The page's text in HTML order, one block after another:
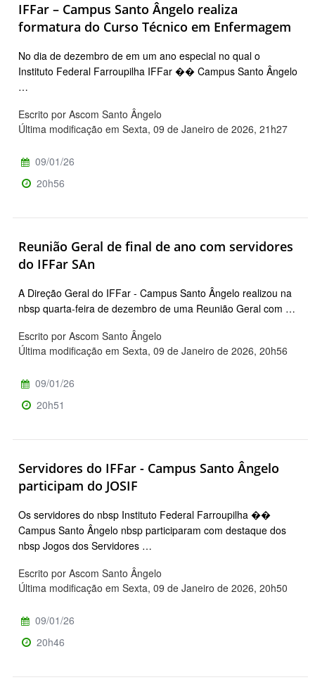
IFFar – Campus Santo Ângelo realiza
formatura do Curso Técnico em Enfermagem
No dia de dezembro de em um ano especial no qual o
Instituto Federal Farroupilha IFFar �� Campus Santo Ângelo
…
Escrito por Ascom Santo Ângelo
Última modificação em Sexta, 09 de Janeiro de 2026, 21h27
09/01/26
20h56
Reunião Geral de final de ano com servidores
do IFFar SAn
A Direção Geral do IFFar - Campus Santo Ângelo realizou na
nbsp quarta-feira de dezembro de uma Reunião Geral com …
Escrito por Ascom Santo Ângelo
Última modificação em Sexta, 09 de Janeiro de 2026, 20h56
09/01/26
20h51
Servidores do IFFar - Campus Santo Ângelo
participam do JOSIF
Os servidores do nbsp Instituto Federal Farroupilha ��
Campus Santo Ângelo nbsp participaram com destaque dos
nbsp Jogos dos Servidores …
Escrito por Ascom Santo Ângelo
Última modificação em Sexta, 09 de Janeiro de 2026, 20h50
09/01/26
20h46